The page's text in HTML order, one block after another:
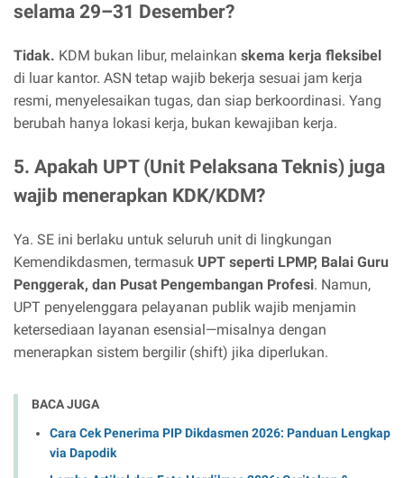
selama 29–31 Desember?
Tidak. KDM bukan libur, melainkan skema kerja fleksibel
di luar kantor. ASN tetap wajib bekerja sesuai jam kerja
resmi, menyelesaikan tugas, dan siap berkoordinasi. Yang
berubah hanya lokasi kerja, bukan kewajiban kerja.
5. Apakah UPT (Unit Pelaksana Teknis) juga
wajib menerapkan KDK/KDM?
Ya. SE ini berlaku untuk seluruh unit di lingkungan
Kemendikdasmen, termasuk UPT seperti LPMP, Balai Guru
Penggerak, dan Pusat Pengembangan Profesi. Namun,
UPT penyelenggara pelayanan publik wajib menjamin
ketersediaan layanan esensial—misalnya dengan
menerapkan sistem bergilir (shift) jika diperlukan.
BACA JUGA
Cara Cek Penerima PIP Dikdasmen 2026: Panduan Lengkap
via Dapodik